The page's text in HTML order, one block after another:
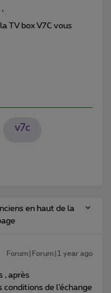
,
TV box V7C vous
v7c
en haut de la
Forum|Forum|1 year ago
, après
de l’échange